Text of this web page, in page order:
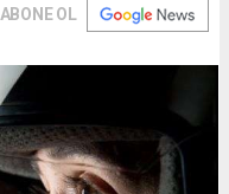
ABONE OL